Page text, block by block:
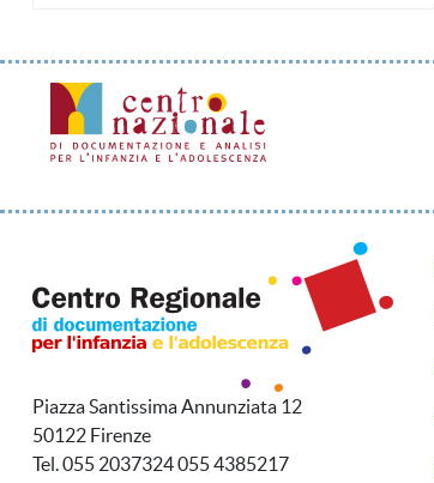
Piazza Santissima Annunziata 12
50122 Firenze
Tel. 055 2037324 055 4385217